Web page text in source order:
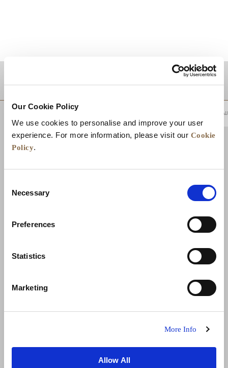
Our Cookie Policy
We use cookies to personalise and improve your user
experience. For more information, please visit our Cookie
Policy.
Selection
Necessary
Preferences
Statistics
Marketing
More Info
Allow All
موقع
للعودة إلى أعلى
الأخبار
ضمان أفضل سعر
إعلان ملفات تعريف الارتباط
خريطة المواقع